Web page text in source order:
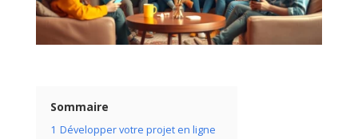
Sommaire
1 Développer votre projet en ligne